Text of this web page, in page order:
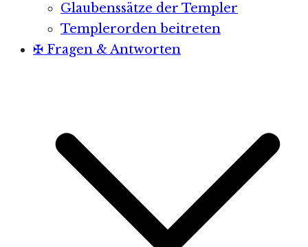
Glaubenssätze der Templer
Templerorden beitreten
✠ Fragen & Antworten